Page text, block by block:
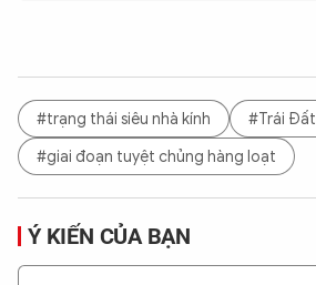
#trạng thái siêu nhà kính
#Trái Đất
#giai đoạn tuyệt chủng hàng loạt
Ý KIẾN CỦA BẠN